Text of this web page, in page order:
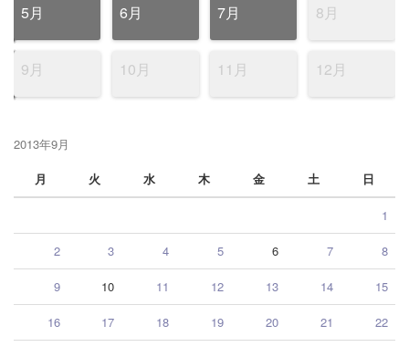
5月 6月 7月 8月
9月 10月 11月 12月
2013年9月
月
火 水 木 金 土 日
1
2 3 4 5 6 7 8
9 10 11 12 13 14 15
16 17 18 19 20 21 22